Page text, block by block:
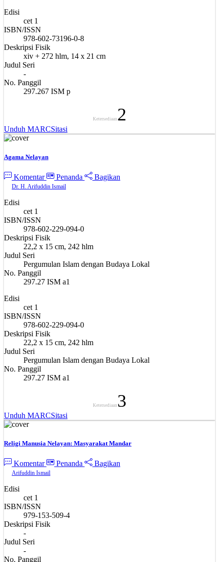
Edisi
cet 1
ISBN/ISSN
978-602-73196-0-8
Deskripsi Fisik
xiv + 272 hlm, 14 x 21 cm
Judul Seri
-
No. Panggil
297.267 ISM p
Ketersediaan 2
Unduh MARCSitasi
Agama Nelayan
Komentar Penanda Bagikan
Dr. H. Arifuddin Ismail
Edisi
cet 1
ISBN/ISSN
978-602-229-094-0
Deskripsi Fisik
22,2 x 15 cm, 242 hlm
Judul Seri
Pergumulan Islam dengan Budaya Lokal
No. Panggil
297.27 ISM a1
Edisi
cet 1
ISBN/ISSN
978-602-229-094-0
Deskripsi Fisik
22,2 x 15 cm, 242 hlm
Judul Seri
Pergumulan Islam dengan Budaya Lokal
No. Panggil
297.27 ISM a1
Ketersediaan 3
Unduh MARCSitasi
Religi Manusia Nelayan: Masyarakat Mandar
Komentar Penanda Bagikan
Arifuddin Ismail
Edisi
cet 1
ISBN/ISSN
979-153-509-4
Deskripsi Fisik
-
Judul Seri
-
No. Panggil